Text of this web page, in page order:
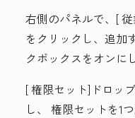
右側のパネルで、[
をクリックし、追加
クボックスをオンに
[権限セット]ドロッ
し、 権限セットを1